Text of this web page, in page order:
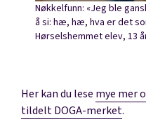
Nøkkelfunn: «Jeg ble
å si: hæ, hæ, hva er det
Hørselshemmet elev, 13
Her kan du lese mye mer
tildelt DOGA-merket.